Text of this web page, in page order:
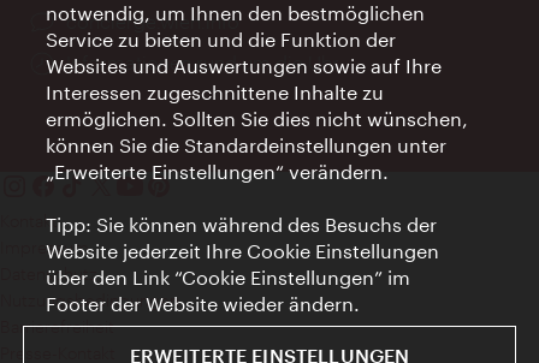
Ort:
concierge.wien.info
Öffnungszeiten:
Informationen rund um die Uhr
Kontakt
Impressum
Datenschutz
Nutzungsbedingungen
Barrierefreiheit
notwendig, um Ihnen den bestmöglichen
Service zu bieten und die Funktion der
Websites und Auswertungen sowie auf Ihre
Interessen zugeschnittene Inhalte zu
ermöglichen. Sollten Sie dies nicht wünschen,
können Sie die Standardeinstellungen unter
„Erweiterte Einstellungen“ verändern.
Tipp: Sie können während des Besuchs der
Website jederzeit Ihre Cookie Einstellungen
über den Link “Cookie Einstellungen” im
Footer der Website wieder ändern.
ERWEITERTE EINSTELLUNGEN